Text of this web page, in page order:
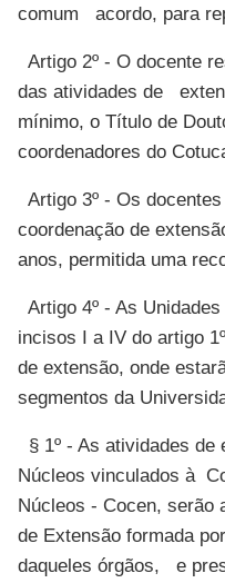
comum acordo, para
Artigo 2º - O docente
das atividades de
mínimo, o Título de
coordenadores do
Artigo 3º - Os
coordenação de
anos, permitida uma
Artigo 4º - As
incisos I a IV do artigo
de extensão, onde
segmentos da
§ 1º - As atividades
Núcleos vinculados à
Núcleos - Cocen, serão
de Extensão formada
daqueles órgãos, e